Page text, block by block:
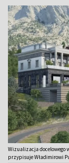
Wizualizacja docelowego
przypisuje Władimirowi